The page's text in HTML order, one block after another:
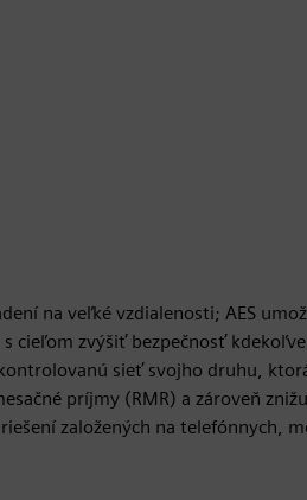
na veľké vzdialenosti; AES
cieľom zvýšiť bezpečnosť
sieť svojho druhu,
príjmy (RMR) a zároveň
založených na telefónnych,